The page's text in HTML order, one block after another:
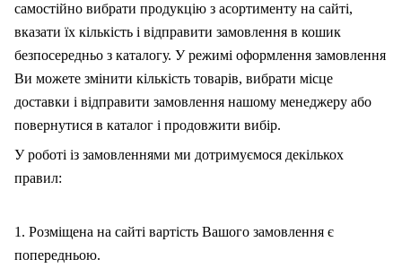
самостійно вибрати продукцію з асортименту на сайті,
вказати їх кількість і відправити замовлення в кошик
безпосередньо з каталогу. У режимі оформлення замовлення
Ви можете змінити кількість товарів, вибрати місце
доставки і відправити замовлення нашому менеджеру або
повернутися в каталог і продовжити вибір.
У роботі із замовленнями ми дотримуємося декількох
правил:
1. Розміщена на сайті вартість Вашого замовлення є
попередньою.